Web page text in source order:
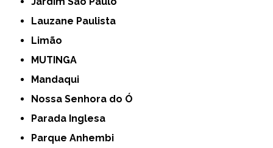
Lauzane Paulista
Limão
MUTINGA
Mandaqui
Nossa Senhora do Ó
Parada Inglesa
Parque Anhembi